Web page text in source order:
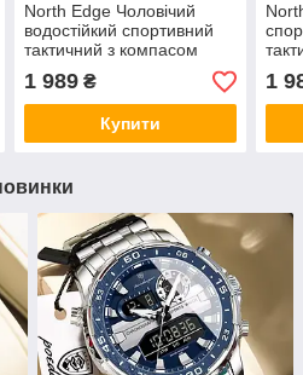
North Edge Чоловічий
водостійкий спортивний
тактичний з компасом
годинник North Edge Alps
Special Orange с
компасом
1 989₴
Купити
1